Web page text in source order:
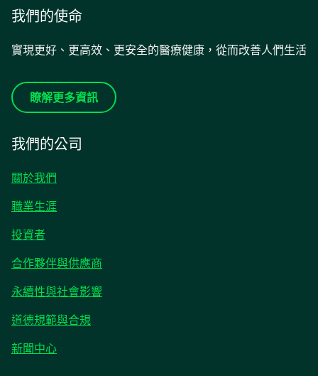
我們的使命
實現更好、更高效、更安全的醫療健康，從而改善人們生活
瞭解更多資訊
我們的公司
關於我們
職業生涯
投資者在
標
籤
開
合作夥伴與供應商
永續性與社會影響
道德規範與合規
新聞中心在